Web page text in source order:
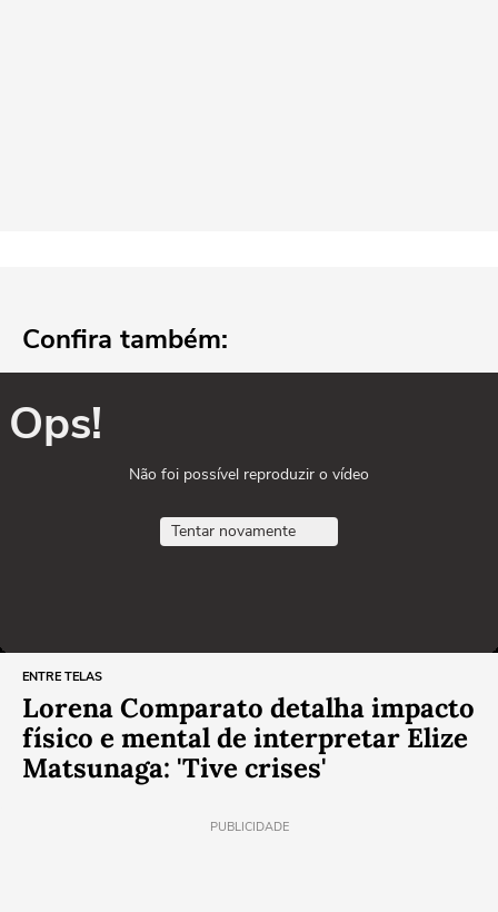
Confira também:
Ops!
Não foi possível reproduzir o vídeo
Tentar novamente
ENTRE TELAS
Lorena Comparato detalha impacto
físico e mental de interpretar Elize
Matsunaga: 'Tive crises'
PUBLICIDADE